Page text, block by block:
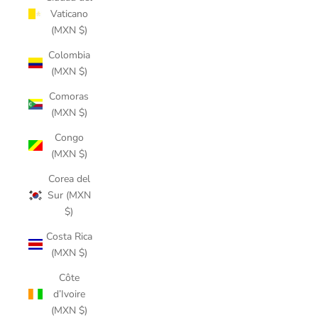
Vaticano
(MXN $)
Colombia
(MXN $)
Comoras
(MXN $)
Congo
(MXN $)
Corea del
Sur (MXN
$)
Costa Rica
(MXN $)
Côte
d’Ivoire
(MXN $)